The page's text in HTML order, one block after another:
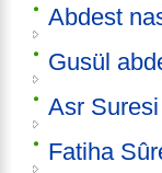
Abdest
Gusül
Asr Suresi
Fatiha